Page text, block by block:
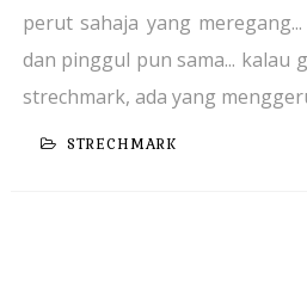
perut sahaja yang
dan pinggul pun sama... kalau
strechmark, ada yang
STRECHMARK